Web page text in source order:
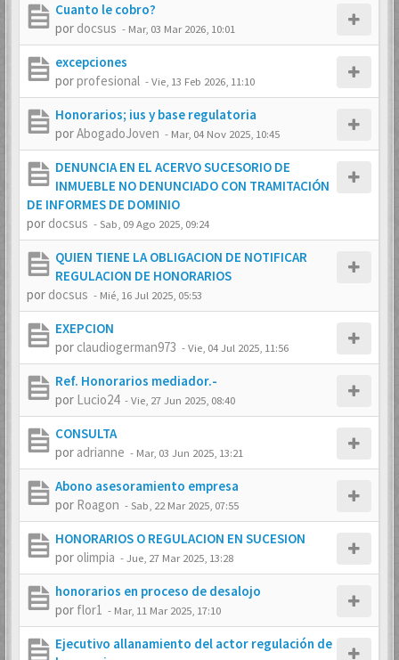
Cuanto le cobro?
por docsus - Mar, 03 Mar 2026, 10:01
excepciones
porprofesional -Vie, 13 Feb 2026, 11:10
Honorarios; ius y base regulatoria
porAbogadoJoven - Mar, 04 Nov 2025, 10:45
DENUNCIA EN EL ACERVO SUCESORIO DE
INMUEBLE NO DENUNCIADO CON TRAMITACIÓN
DE INFORMES DE DOMINIO
por docsus -Sab, 09 Ago 2025, 09:24
QUIEN TIENE LA OBLIGACION DE NOTIFICAR
REGULACION DE HONORARIOS
por docsus - Mié, 16 Jul 2025, 05:53
EXEPCION
por claudiogerman973 -Vie, 04 Jul 2025, 11:56
Ref. Honorarios mediador.-
por Lucio24 -Vie, 27 Jun 2025, 08:40
CONSULTA
por adrianne - Mar, 03 Jun 2025, 13:21
Abono asesoramiento empresa
por Roagon -Sab, 22 Mar 2025, 07:55
HONORARIOS O REGULACION EN SUCESION
por olimpia -Jue, 27 Mar 2025, 13:28
honorarios en proceso de desalojo
por flor1 - Mar, 11 Mar 2025, 17:10
Ejecutivo allanamiento del actor regulación de